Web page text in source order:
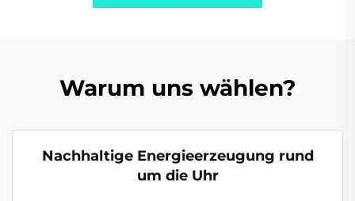
Warum uns wählen?
Nachhaltige Energieerzeugung rund
um die Uhr